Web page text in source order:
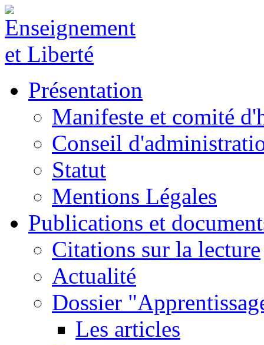
Présentation
Manifeste et comité
Conseil
Statut
Mentions Légales
Publications et
Citations sur la lecture
Actualité
Dossier
Les articles